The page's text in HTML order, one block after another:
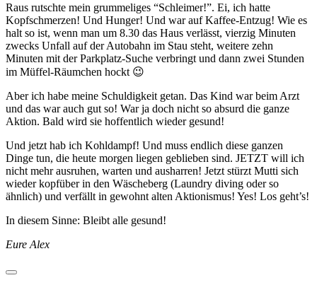
Raus rutschte mein grummeliges “Schleimer!”. Ei, ich hatte
Kopfschmerzen! Und Hunger! Und war auf Kaffee-Entzug! Wie es
halt so ist, wenn man um 8.30 das Haus verlässt, vierzig Minuten
zwecks Unfall auf der Autobahn im Stau steht, weitere zehn
Minuten mit der Parkplatz-Suche verbringt und dann zwei Stunden
im Müffel-Räumchen hockt 😉
Aber ich habe meine Schuldigkeit getan. Das Kind war beim Arzt
und das war auch gut so! War ja doch nicht so absurd die ganze
Aktion. Bald wird sie hoffentlich wieder gesund!
Und jetzt hab ich Kohldampf! Und muss endlich diese ganzen
Dinge tun, die heute morgen liegen geblieben sind. JETZT will ich
nicht mehr ausruhen, warten und ausharren! Jetzt stürzt Mutti sich
wieder kopfüber in den Wäscheberg (Laundry diving oder so
ähnlich) und verfällt in gewohnt alten Aktionismus! Yes! Los geht’s!
In diesem Sinne: Bleibt alle gesund!
Eure Alex